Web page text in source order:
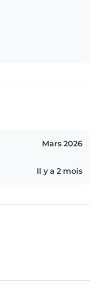
Mars 2026
Il y a 2 mois